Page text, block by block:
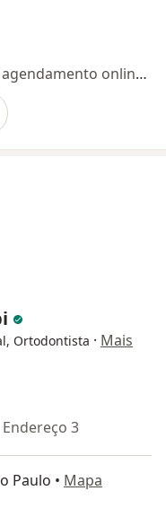
Esse especialista não oferece agendamento online para esse endereço.
Ortodontista · Mais
Endereço 3
Paulo • Mapa